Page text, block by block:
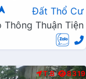
Đất Thổ Cư
Thuận Tiện
T.B 8319